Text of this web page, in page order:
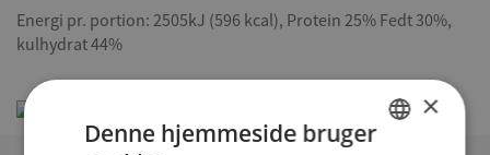
Energi pr. portion: 2505kJ (596 kcal), Protein 25% Fedt 30%,
kulhydrat 44%
×
Denne hjemmeside bruger